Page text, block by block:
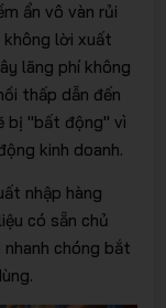
ẩn vô vàn rủi
không lời xuất
lãng phí không
thấp dẫn đến
bị "bất động" vì
kinh doanh.
nhập hàng
có sẵn chủ
chóng bắt